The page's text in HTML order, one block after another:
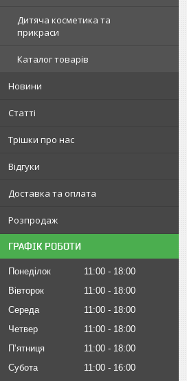
Дитяча косметика та
прикраси
Каталог товарів
Новини
Статті
Трішки про нас
Відгуки
Доставка та оплата
Розпродаж
ГРАФІК РОБОТИ
Понеділок 11:00
18:00
Вівторок
11:00
18:00
Середа
11:00
18:00
Четвер
11:00
18:00
Пʼятниця
11:00
18:00
Субота
11:00
16:00